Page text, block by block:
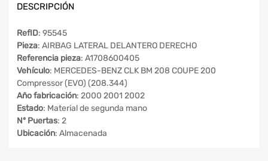
DESCRIPCIÓN
RefID: 95545
Pieza: AIRBAG LATERAL DELANTERO DERECHO
Referencia pieza: A1708600405
Vehículo: MERCEDES-BENZ CLK BM 208 COUPE 200
Compressor (EVO) (208.344)
Año fabricación: 2000 2001 2002
Estado: Material de segunda mano
Nº Puertas: 2
Ubicación: Almacenada